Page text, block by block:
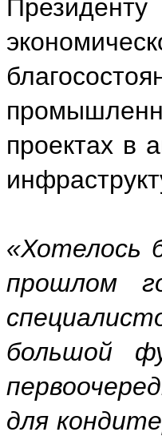
проектах в
«Хотелось
прошлом
большой
для